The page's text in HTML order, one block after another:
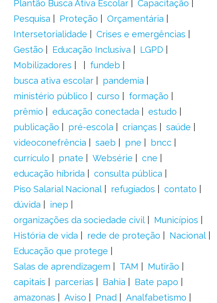
Plantão Busca Ativa Escolar
Capacitação
Pesquisa
Proteção
Orçamentária
Intersetorialidade
Crises e emergências
Gestão
Educação Inclusiva
LGPD
Mobilizadores
fundeb
busca ativa escolar
pandemia
ministério público
curso
formação
prêmio
educação conectada
estudo
publicação
pré-escola crianças
saúde
videoconefrência
saeb pne
bncc
currículo
pnate Websérie
cne
educação híbrida
consulta pública
Piso Salarial Nacional
refugiados
contato
dúvida
inep
organizações da sociedade civil
Municípios
História de vida
rede de proteção
Nacional
Educação que protege
Salas de aprendizagem
TAM
Mutirão
capitais
parcerias Bahia
Bate papo
amazonas
Aviso Pnad
Analfabetismo